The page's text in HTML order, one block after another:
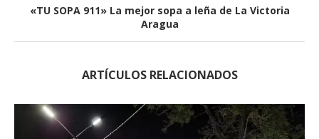
«TU SOPA 911» La mejor sopa a leña de La Victoria
Aragua
ARTÍCULOS RELACIONADOS